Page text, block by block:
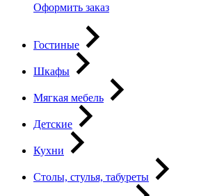
Оформить заказ
Гостиные
Шкафы
Мягкая мебель
Детские
Кухни
Столы, стулья, табуреты